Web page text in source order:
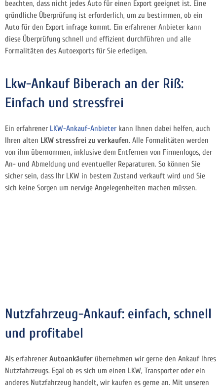
beachten, dass nicht jedes Auto für einen Export geeignet ist. Eine
gründliche Überprüfung ist erforderlich, um zu bestimmen, ob ein
Auto für den Export infrage kommt. Ein erfahrener Anbieter kann
diese Überprüfung schnell und effizient durchführen und alle
Formalitäten des Autoexports für Sie erledigen.
Lkw-Ankauf Biberach an der Riß:
Einfach und stressfrei
Ein erfahrener LKW-Ankauf-Anbieterkann Ihnen dabei helfen, auch
Ihren alten LKW stressfrei zu verkaufen. Alle Formalitäten werden
von ihm übernommen, inklusive dem Entfernen von Firmenlogos, der
An- und Abmeldung und eventueller Reparaturen. So können Sie
sicher sein, dass Ihr LKW in bestem Zustand verkauft wird und Sie
sich keine Sorgen um nervige Angelegenheiten machen müssen.
Nutzfahrzeug-Ankauf: einfach, schnell
und profitabel
Als erfahrenerAutoankäufer übernehmen wir gerne den Ankauf Ihres
Nutzfahrzeugs. Egal ob es sich um einen LKW, Transporter oder ein
anderes Nutzfahrzeug handelt, wir kaufen es gerne an. Mit unseren